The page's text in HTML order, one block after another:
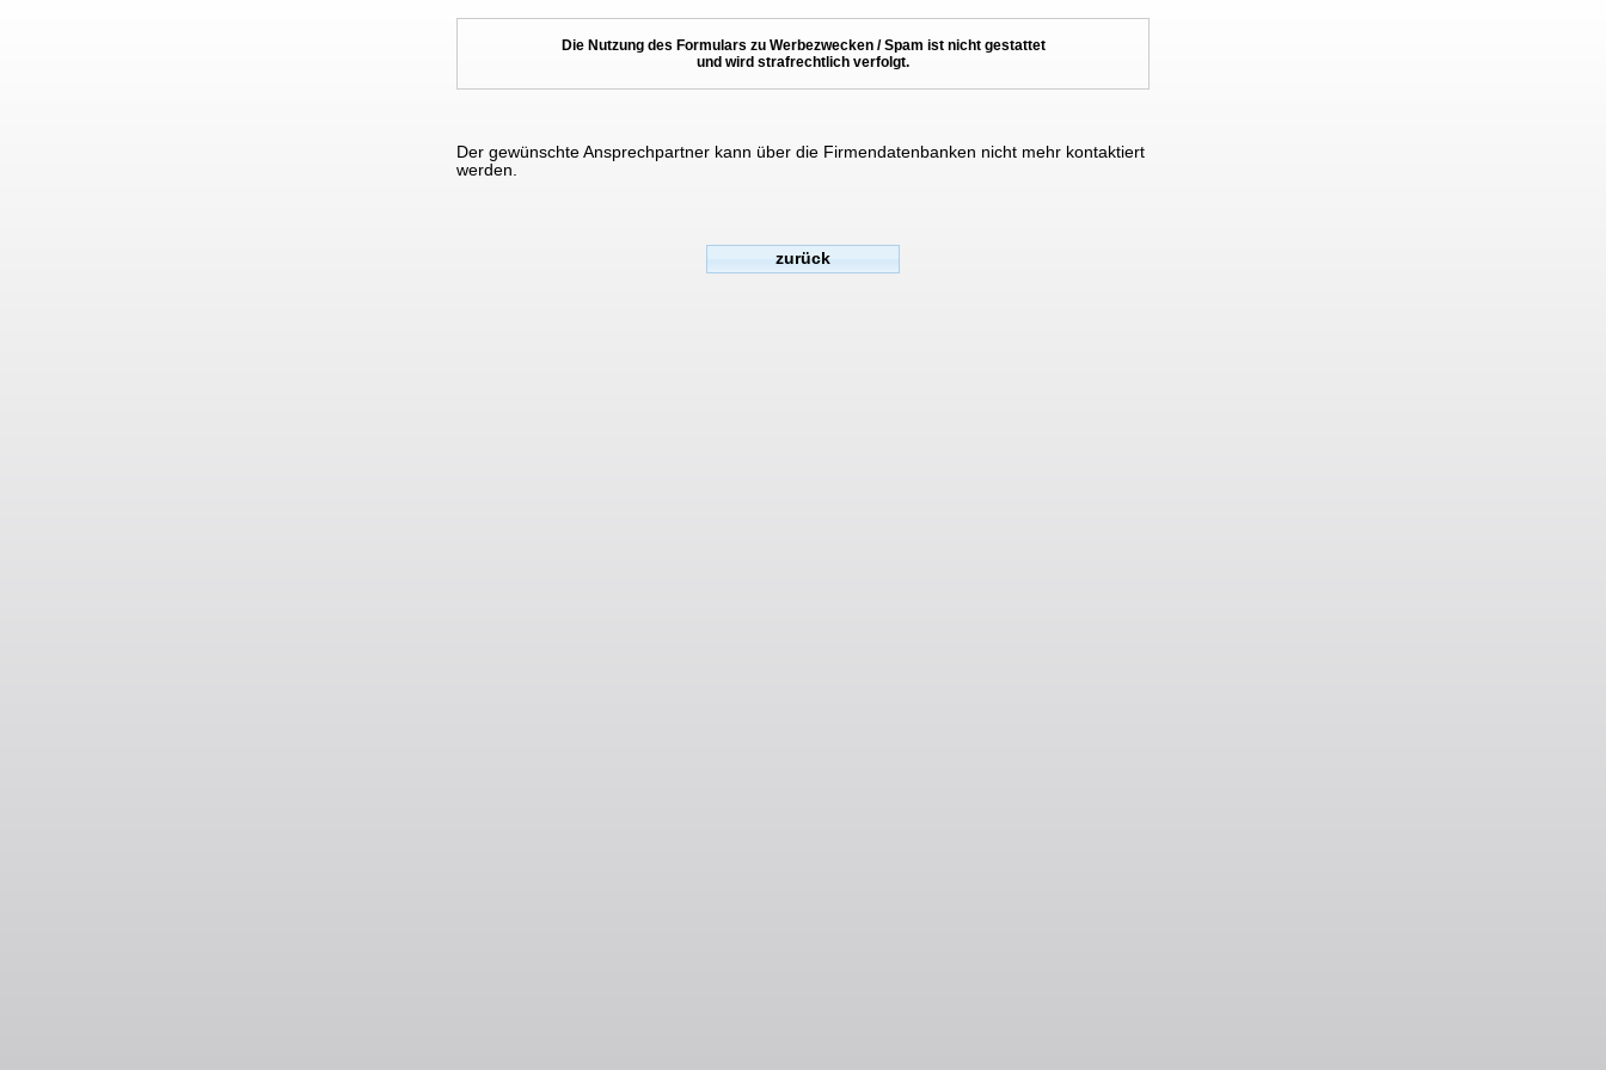
Die Nutzung des Formulars zu Werbezwecken / Spam ist nicht gestattet
und wird strafrechtlich verfolgt.
Der gewünschte Ansprechpartner kann über die Firmendatenbanken nicht mehr kontaktiert
werden.
zurück